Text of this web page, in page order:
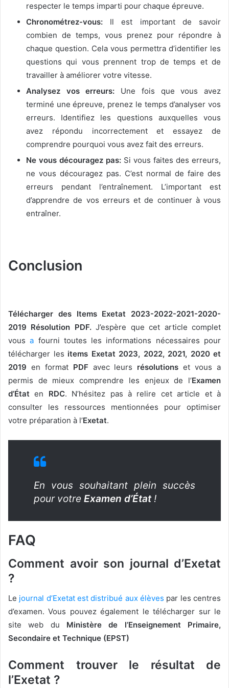
respecter le temps imparti pour chaque épreuve.
Chronométrez-vous: Il est important de savoir
combien de temps, vous prenez pour répondre à
chaque question. Cela vous permettra d’identifier les
questions qui vous prennent trop de temps et de
travailler à améliorer votre vitesse.
Analysez vos erreurs: Une fois que vous avez
terminé une épreuve, prenez le temps d’analyser vos
erreurs. Identifiez les questions auxquelles vous
avez répondu incorrectement et essayez de
comprendre pourquoi vous avez fait des erreurs.
Ne vous découragez pas: Si vous faites des erreurs,
ne vous découragez pas. C’est normal de faire des
erreurs pendant l’entraînement. L’important est
d’apprendre de vos erreurs et de continuer à vous
entraîner.
Conclusion
Télécharger des Items Exetat 2023-2022-2021-2020-
2019 Résolution PDF.J’espère que cet article complet
vousa fourni toutes les informations nécessaires pour
télécharger les items Exetat 2023, 2022, 2021, 2020 et
2019 en format PDF avec leurs résolutions et vous a
permis de mieux comprendre les enjeux de l’Examen
d’État en RDC. N’hésitez pas à relire cet article et à
consulter les ressources mentionnées pour optimiser
votre préparation à l’Exetat.
En vous souhaitant plein succès
pour votre Examen d’État!
FAQ
Comment avoir son journal d’Exetat
?
Le journal d’Exetat est distribué aux élèves par les centres
d’examen. Vous pouvez également le télécharger sur le
site web du Ministère de l’Enseignement Primaire,
Secondaire et Technique (EPST)
Comment trouver le résultat de
l’Exetat ?